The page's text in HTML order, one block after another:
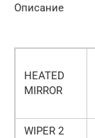
Описание
HEATED
MIRROR
WIPER 2